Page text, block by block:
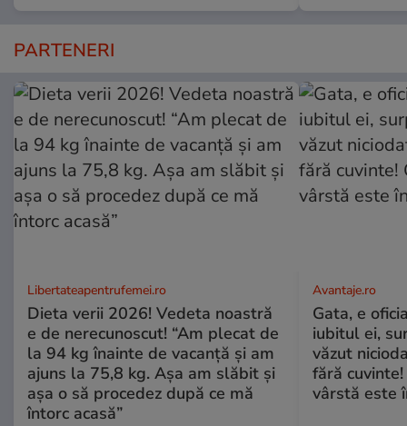
PARTENERI
Libertateapentrufemei.ro
Dieta verii 2026! Vedeta noastră
e de nerecunoscut! “Am plecat de
la 94 kg înainte de vacanță și am
ajuns la 75,8 kg. Așa am slăbit și
așa o să procedez după ce mă
întorc acasă”
Avantaje.ro
Gata, e
iubitul ei,
văzut
fără
vârstă este